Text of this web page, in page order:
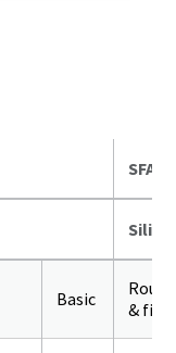
SFA
Basic
Rough
& fine